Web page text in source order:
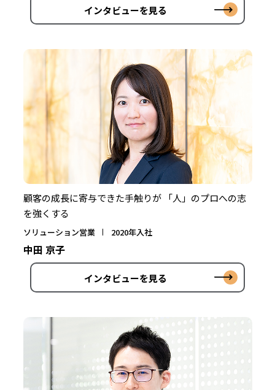
インタビューを見る
顧客の成長に寄与できた手触りが 「人」のプロへの志
を強くする
ソリューション営業 2020年入社
中田 京子
インタビューを見る